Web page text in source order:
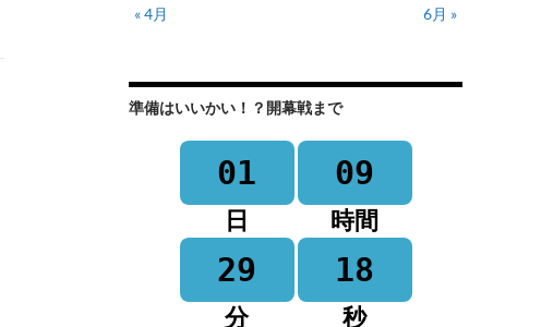
« 4月
6月 »
準備はいいかい！？開幕戦まで
01
日
09
時間
29
分
18
秒